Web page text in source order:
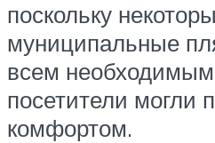
поскольку
муниципальные
всем
посетители могли
комфортом.